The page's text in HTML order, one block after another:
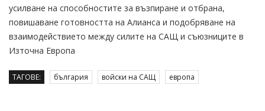
усилване на способностите за възпиране и отбрана,
повишаване готовността на Алианса и подобряване на
взаимодействието между силите на САЩ и съюзниците в
Източна Европа
ТАГОВЕ: българия войски на САЩ европа